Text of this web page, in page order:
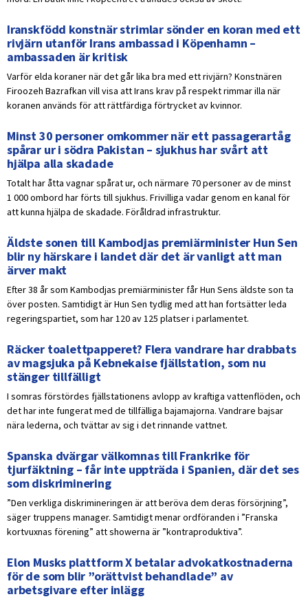
Iranskfödd konstnär strimlar sönder en koran med ett
rivjärn utanför Irans ambassad i Köpenhamn –
ambassaden är kritisk
Varför elda koraner när det går lika bra med ett rivjärn? Konstnären
Firoozeh Bazrafkan vill visa att Irans krav på respekt rimmar illa när
koranen används för att rättfärdiga förtrycket av kvinnor.
Minst 30 personer omkommer när ett passagerartåg
spårar ur i södra Pakistan – sjukhus har svårt att
hjälpa alla skadade
Totalt har åtta vagnar spårat ur, och närmare 70 personer av de minst
1 000 ombord har förts till sjukhus. Frivilliga vadar genom en kanal för
att kunna hjälpa de skadade. Föråldrad infrastruktur.
Äldste sonen till Kambodjas premiärminister Hun Sen
blir ny härskare i landet där det är vanligt att man
ärver makt
Efter 38 år som Kambodjas premiärminister får Hun Sens äldste son ta
över posten. Samtidigt är Hun Sen tydlig med att han fortsätter leda
regeringspartiet, som har 120 av 125 platser i parlamentet.
Räcker toalettpapperet? Flera vandrare har drabbats
av magsjuka på Kebnekaise fjällstation, som nu
stänger tillfälligt
I somras förstördes fjällstationens avlopp av kraftiga vattenflöden, och
det har inte fungerat med de tillfälliga bajamajorna. Vandrare bajsar
nära lederna, och tvättar av sig i det rinnande vattnet.
Spanska dvärgar välkomnas till Frankrike för
tjurfäktning – får inte uppträda i Spanien, där det ses
som diskriminering
”Den verkliga diskrimineringen är att beröva dem deras försörjning”,
säger truppens manager. Samtidigt menar ordföranden i ”Franska
kortvuxnas förening” att showerna är ”kontraproduktiva”.
Elon Musks plattform X betalar advokatkostnaderna
för de som blir ”orättvist behandlade” av
arbetsgivare efter inlägg